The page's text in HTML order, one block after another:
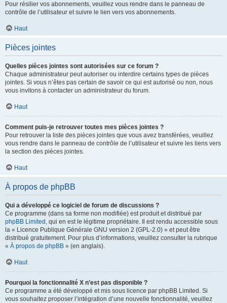
Pour résilier vos abonnements, veuillez vous rendre dans le panneau de
contrôle de l’utilisateur et suivre le lien vers vos abonnements.
Haut
Pièces jointes
Quelles pièces jointes sont autorisées sur ce forum ?
Chaque administrateur peut autoriser ou interdire certains types de pièces
jointes. Si vous n’êtes pas certain de savoir ce qui est autorisé ou non, nous
vous invitons à contacter un administrateur du forum.
Haut
Comment puis-je retrouver toutes mes pièces jointes ?
Pour retrouver la liste des pièces jointes que vous avez transférées, veuillez
vous rendre dans le panneau de contrôle de l’utilisateur et suivre les liens vers
la section des pièces jointes.
Haut
À propos de phpBB
Qui a développé ce logiciel de forum de discussions ?
Ce programme (dans sa forme non modifiée) est produit et distribué par
phpBB Limited , qui en est le légitime propriétaire. Il est rendu accessible sous
la « Licence Publique Générale GNU version 2 (GPL-2.0) » et peut être
distribué gratuitement. Pour plus d’informations, veuillez consulter la rubrique
« À propos de phpBB » (en anglais).
Haut
Pourquoi la fonctionnalité X n’est pas disponible ?
Ce programme a été développé et mis sous licence par phpBB Limited. Si
vous souhaitez proposer l’intégration d’une nouvelle fonctionnalité, veuillez